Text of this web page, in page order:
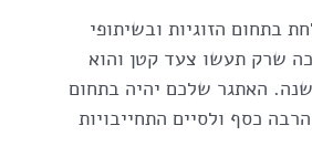
בתחום הזוגיות ובשיתופי
שרק תעשו צעד קטן והוא
האתגר שלכם יהיה בתחום
כסף ולסיים התחייבויות